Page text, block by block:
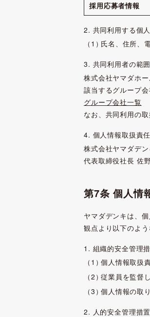
採用応募者情報
2. 共同利用する個
氏名、住所、
3. 共同利用者の範囲
株式会社ヤマダホ
該当するグループ
グループ会社一覧
なお、共同利用の
4. 個人情報取扱責
株式会社ヤマダデン
代表取締役社長 佐
第7条 個人情
ヤマダデンキは、
観点より以下のよ
1. 組織的安全管理
個人情報取扱
従業員を監督
個人情報の取
2. 人的安全管理措置